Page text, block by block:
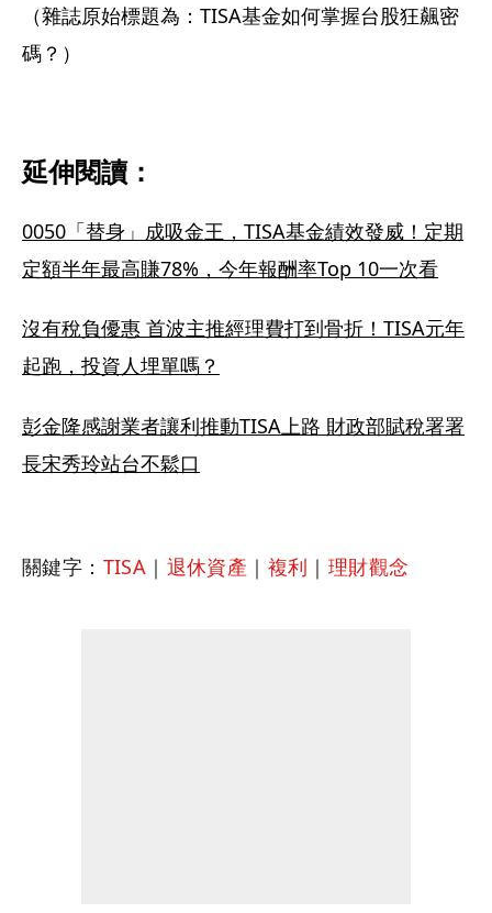
（雜誌原始標題為：TISA基金如何掌握台股狂飆密
碼？）
延伸閱讀：
0050「替身」成吸金王，TISA基金績效發威！定期
定額半年最高賺78%，今年報酬率Top 10一次看
沒有稅負優惠 首波主推經理費打到骨折！TISA元年
起跑，投資人埋單嗎？
彭金隆感謝業者讓利推動TISA上路 財政部賦稅署署
長宋秀玲站台不鬆口
關鍵字： TISA ｜ 退休資產 ｜ 複利 ｜ 理財觀念